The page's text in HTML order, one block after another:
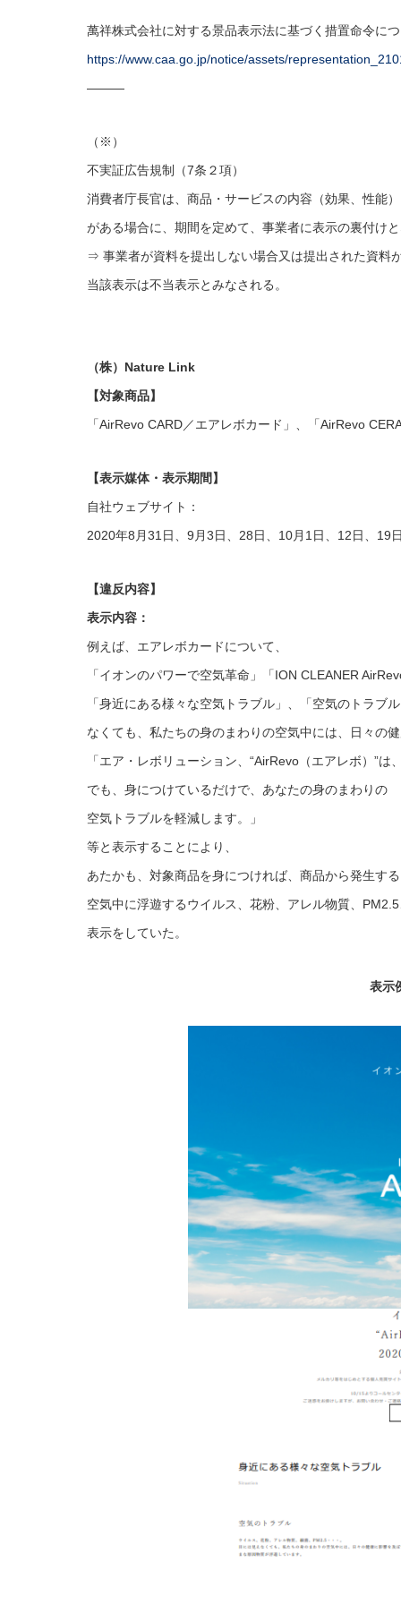
萬祥株式会社に対する景品表示法に基づく措置命令に
https://www.caa.go.jp/notice/assets/
———
（※）
不実証広告規制（7条２項）
消費者庁長官は、商品・サービスの内容（効果、性能
がある場合に、期間を定めて、事業者に表示の裏付け
⇒ 事業者が資料を提出しない場合又は提出された資料
当該表示は不当表示とみなされる。
（株）Nature Link
【対象商品】
「AirRevo CARD／エアレボカード」、「AirRevo
【表示媒体・表示期間】
自社ウェブサイト：
2020年8月31日、9月3日、28日、10月1日、12日、19
【違反内容】
表示内容：
例えば、エアレボカードについて、
「イオンのパワーで空気革命」「ION CLEANER
「身近にある様々な空気トラブル」、「空気のトラ
なくても、私たちの身のまわりの空気中には、日々の
「エア・レボリューション、“AirRevo（エアレボ）”
でも、身につけているだけで、あなたの身のまわりの
空気トラブルを軽減します。」
等と表示することにより、
あたかも、対象商品を身につければ、商品から発生す
空気中に浮遊するウイルス、花粉、アレル物質、
表示をしていた。
表示